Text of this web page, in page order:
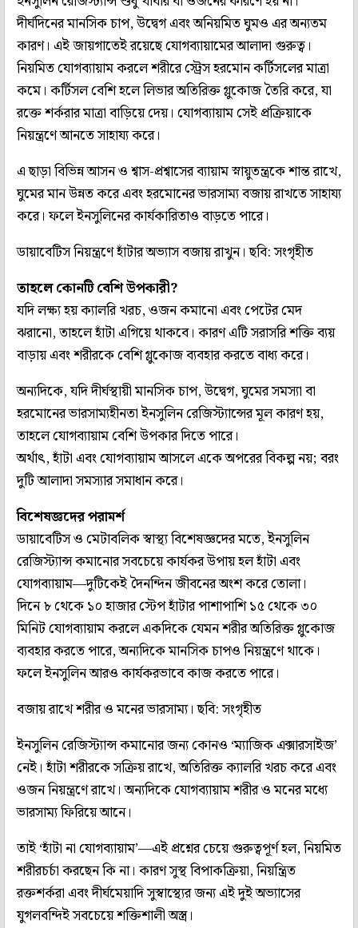
দীর্ঘদিনের মানসিক চাপ, উদ্বেগ এবং অনিয়মিত ঘুমও এর অন্যতম
কারণ। এই জায়গাতেই রয়েছে যোগব্যায়ামের আলাদা গুরুত্ব।
নিয়মিত যোগব্যায়াম করলে শরীরে স্ট্রেস হরমোন কর্টিসলের মাত্রা
কমে। কর্টিসল বেশি হলে লিভার অতিরিক্ত গ্লুকোজ তৈরি করে, যা
রক্তে শর্করার মাত্রা বাড়িয়ে দেয়। যোগব্যায়াম সেই প্রক্রিয়াকে
নিয়ন্ত্রণে আনতে সাহায্য করে।
এ ছাড়া বিভিন্ন আসন ও শ্বাস-প্রশ্বাসের ব্যায়াম স্নায়ুতন্ত্রকে শান্ত রাখে,
ঘুমের মান উন্নত করে এবং হরমোনের ভারসাম্য বজায় রাখতে সাহায্য
করে। ফলে ইনসুলিনের কার্যকারিতাও বাড়তে পারে।
ডায়াবেটিস নিয়ন্ত্রণে হাঁটার অভ্যাস বজায় রাখুন। ছবি: সংগৃহীত
তাহলে কোনটি বেশি উপকারী?
যদি লক্ষ্য হয় ক্যালরি খরচ, ওজন কমানো এবং পেটের মেদ
ঝরানো, তাহলে হাঁটা এগিয়ে থাকবে। কারণ এটি সরাসরি শক্তি ব্যয়
বাড়ায় এবং শরীরকে বেশি গ্লুকোজ ব্যবহার করতে বাধ্য করে।
অন্যদিকে, যদি দীর্ঘস্থায়ী মানসিক চাপ, উদ্বেগ, ঘুমের সমস্যা বা
হরমোনের ভারসাম্যহীনতা ইনসুলিন রেজিস্ট্যান্সের মূল কারণ হয়,
তাহলে যোগব্যায়াম বেশি উপকার দিতে পারে।
অর্থাৎ, হাঁটা এবং যোগব্যায়াম আসলে একে অপরের বিকল্প নয়; বরং
দুটি আলাদা সমস্যার সমাধান করে।
বিশেষজ্ঞদের পরামর্শ
ডায়াবেটিস ও মেটাবলিক স্বাস্থ্য বিশেষজ্ঞদের মতে, ইনসুলিন
রেজিস্ট্যান্স কমানোর সবচেয়ে কার্যকর উপায় হল হাঁটা এবং
যোগব্যায়াম—দুটিকেই দৈনন্দিন জীবনের অংশ করে তোলা।
দিনে ৮ থেকে ১০ হাজার স্টেপ হাঁটার পাশাপাশি ১৫ থেকে ৩০
মিনিট যোগব্যায়াম করলে একদিকে যেমন শরীর অতিরিক্ত গ্লুকোজ
ব্যবহার করতে পারে, অন্যদিকে মানসিক চাপও নিয়ন্ত্রণে থাকে।
ফলে ইনসুলিন আরও কার্যকরভাবে কাজ করতে পারে।
বজায় রাখে শরীর ও মনের ভারসাম্য। ছবি: সংগৃহীত
ইনসুলিন রেজিস্ট্যান্স কমানোর জন্য কোনও ‘ম্যাজিক এক্সারসাইজ’
নেই। হাঁটা শরীরকে সক্রিয় রাখে, অতিরিক্ত ক্যালরি খরচ করে এবং
ওজন নিয়ন্ত্রণে রাখে। অন্যদিকে যোগব্যায়াম শরীর ও মনের মধ্যে
ভারসাম্য ফিরিয়ে আনে।
তাই ‘হাঁটা না যোগব্যায়াম’—এই প্রশ্নের চেয়ে গুরুত্বপূর্ণ হল, নিয়মিত
শরীরচর্চা করছেন কি না। কারণ সুস্থ বিপাকক্রিয়া, নিয়ন্ত্রিত
রক্তশর্করা এবং দীর্ঘমেয়াদি সুস্বাস্থ্যের জন্য এই দুই অভ্যাসের
যুগলবন্দিই সবচেয়ে শক্তিশালী অস্ত্র।